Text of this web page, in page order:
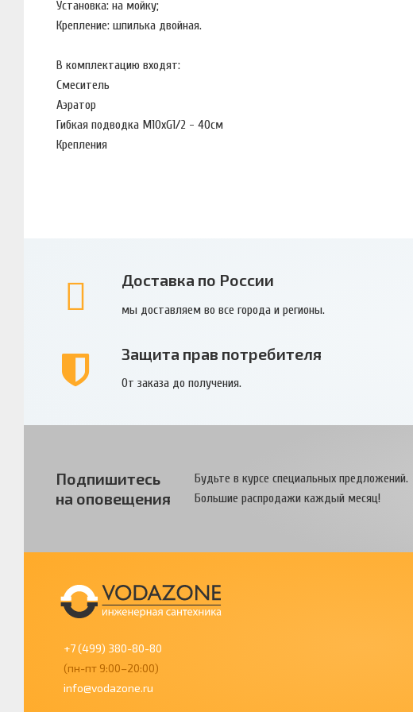
Установка: на мойку;
Крепление: шпилька двойная.
В комплектацию входят:
Смеситель
Аэратор
Гибкая подводка M10xG1/2 - 40см
Крепления
Доставка по России
мы доставляем во все города и регионы.
Защита прав потребителя
От заказа до получения.
Подпишитесь
на оповещения
Будьте в курсе специальных предложений.
Большие распродажи каждый месяц!
+7 (499) 380-80-80
(пн-пт 9:00–20:00)
info@vodazone.ru